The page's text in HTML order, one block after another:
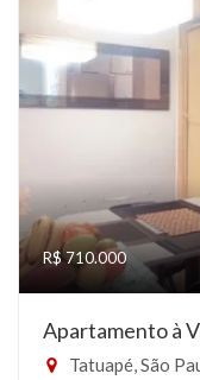
R$ 710.000
Apartamento à
Tatuapé, São